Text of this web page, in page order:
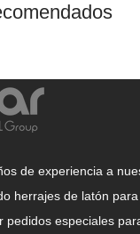
de experiencia a
herrajes de latón
pedidos especiales